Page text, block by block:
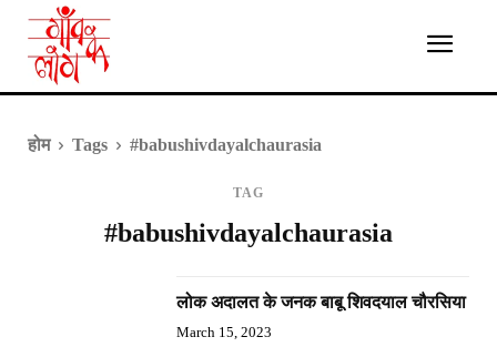
होम Tags #babushivdayalchaurasia
TAG
#babushivdayalchaurasia
लोक अदालत के जनक बाबू शिवदयाल चौरसिया
March 15, 2023